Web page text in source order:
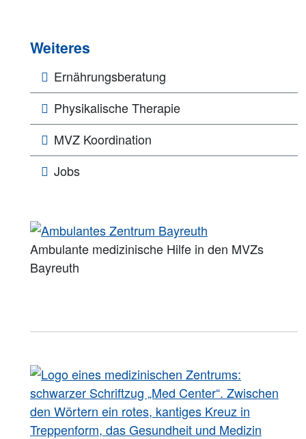
Weiteres
Ernährungsberatung
Physikalische Therapie
MVZ Koordination
Jobs
Ambulante medizinische Hilfe in den MVZs
Bayreuth